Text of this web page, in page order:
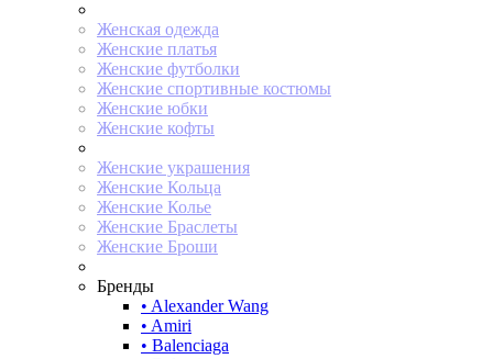
Женская одежда
Женские платья
Женские футболки
Женские спортивные костюмы
Женские юбки
Женские кофты
Женские украшения
Женские Кольца
Женские Колье
Женские Браслеты
Женские Броши
Бренды
• Alexander Wang
• Amiri
• Balenciaga